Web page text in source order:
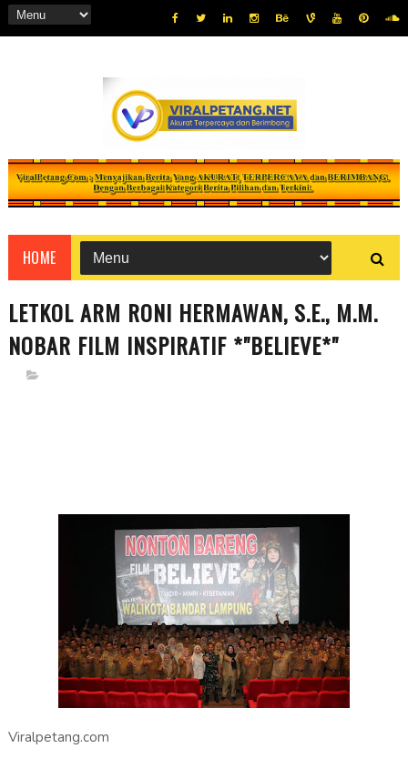
HOME
LETKOL ARM RONI HERMAWAN, S.E., M.M.
NOBAR FILM INSPIRATIF *"BELIEVE*"
Viralpetang.com